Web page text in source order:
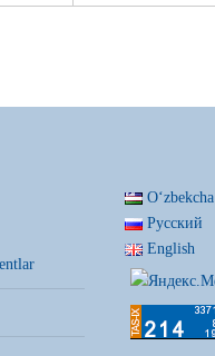
Oʻzbekcha
Русский
English